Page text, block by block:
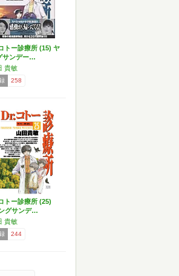
トー診療所 (15) ヤ
サンデー…
貴敏
258
トー診療所 (25)
グサンデ…
貴敏
244